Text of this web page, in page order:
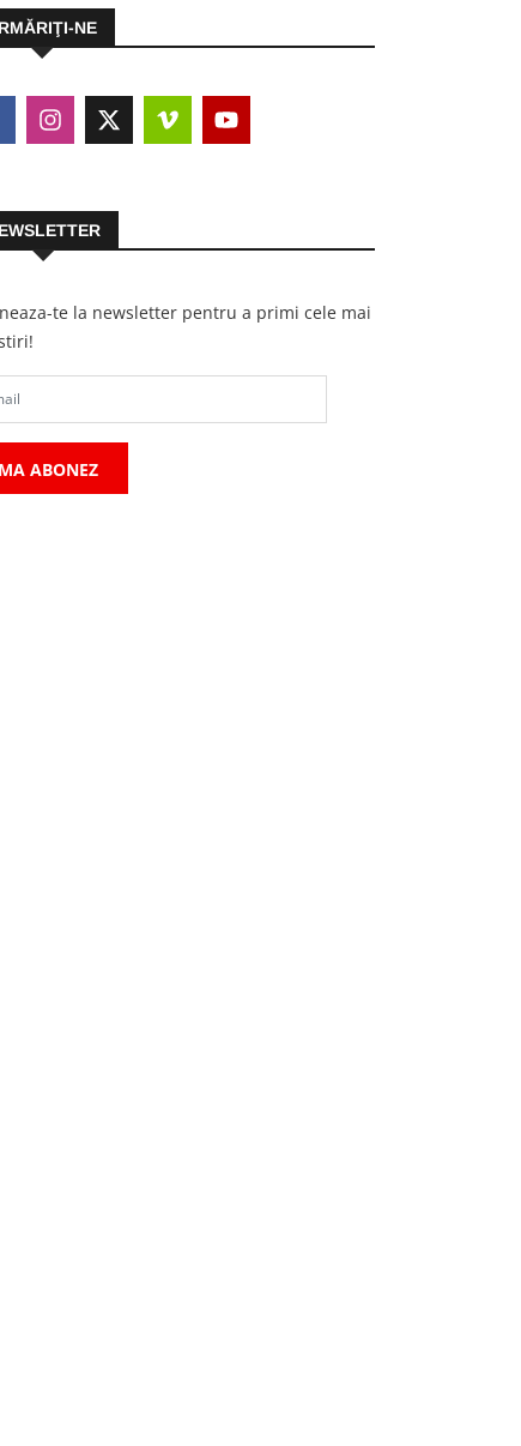
NE
te la newsletter pentru a primi cele mai
MA ABONEZ